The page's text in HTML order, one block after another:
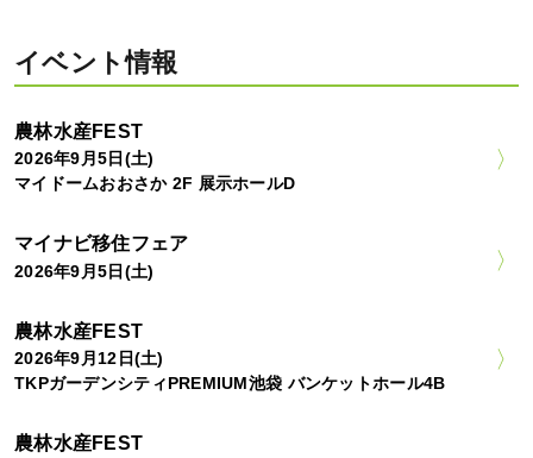
イベント情報
農林水産FEST
2026年9月5日(土)
マイドームおおさか 2F 展示ホールD
マイナビ移住フェア
2026年9月5日(土)
農林水産FEST
2026年9月12日(土)
TKPガーデンシティPREMIUM池袋 バンケットホール4B
農林水産FEST